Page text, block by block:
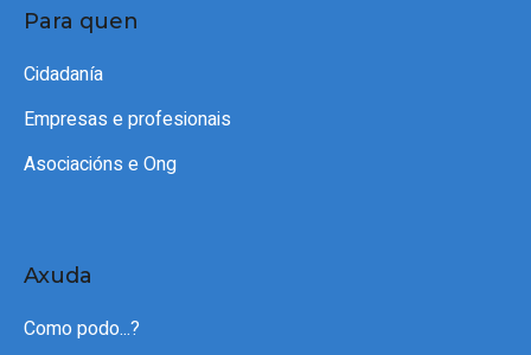
Para quen
Cidadanía
Empresas e profesionais
Asociacións e Ong
Axuda
Como podo...?